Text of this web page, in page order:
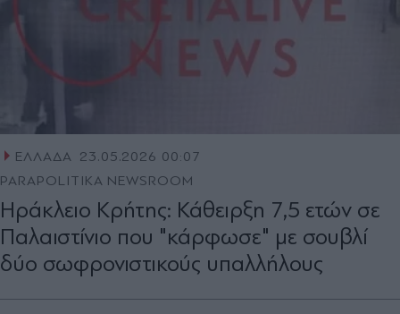
ΕΛΛΑΔΑ 23.05.2026 00:07
PARAPOLITIKA NEWSROOM
Ηράκλειο Κρήτης: Κάθειρξη 7,5 ετών σε
Παλαιστίνιο που "κάρφωσε" με σουβλί
δύο σωφρονιστικούς υπαλλήλους